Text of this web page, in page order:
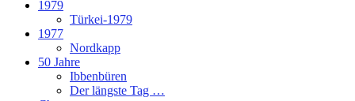
1979
Türkei-1979
1977
Nordkapp
50 Jahre
Ibbenbüren
Der längste Tag …